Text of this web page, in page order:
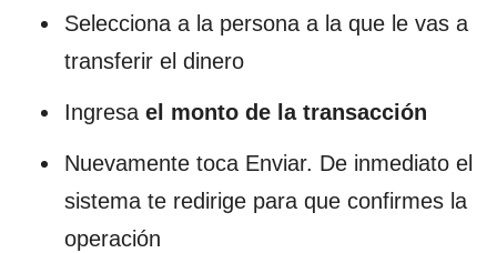
Selecciona a la persona a la que le vas a
transferir el dinero
Ingresa el monto de la transacción
Nuevamente toca Enviar. De inmediato el
sistema te redirige para que confirmes la
operación